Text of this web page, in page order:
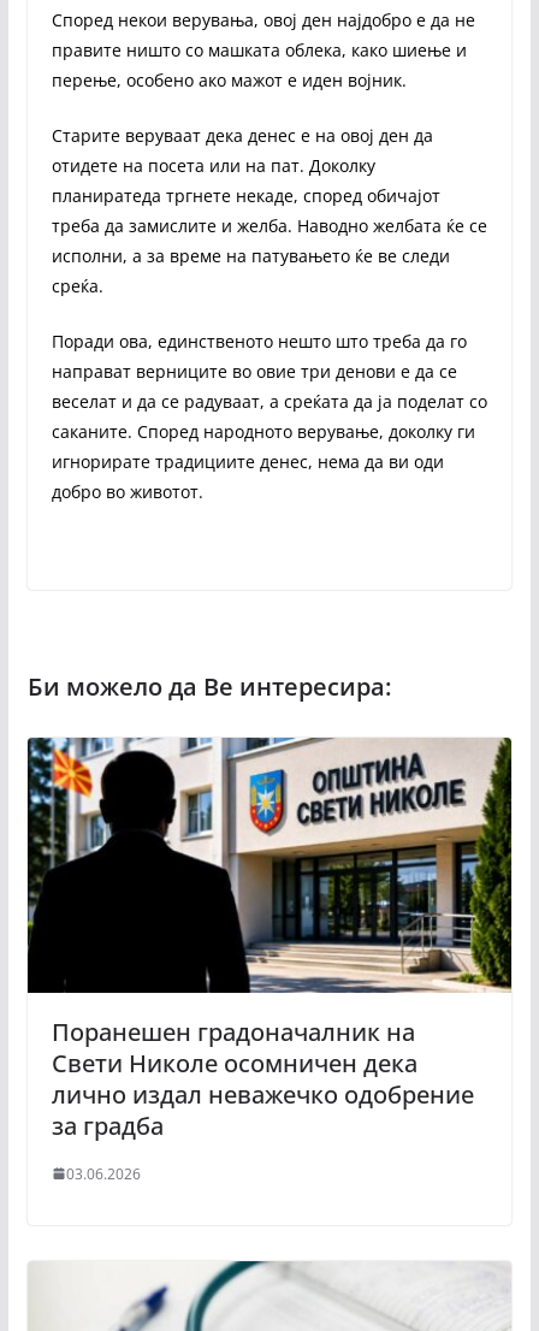
Според некои верувања, овој ден најдобро е да не
правите ништо со машката облека, како шиење и
перење, особено ако мажот е иден војник.
Старите веруваат дека денес е на овој ден да
отидете на посета или на пат. Доколку
планиратеда тргнете некаде, според обичајот
треба да замислите и желба. Наводно желбата ќе се
исполни, а за време на патувањето ќе ве следи
среќа.
Поради ова, единственото нешто што треба да го
направат верниците во овие три денови е да се
веселат и да се радуваат, а среќата да ја поделат со
саканите. Според народното верување, доколку ги
игнорирате традициите денес, нема да ви оди
добро во животот.
Поранешен градоначалник на
Свети Николе осомничен дека
лично издал неважечко одобрение
за градба
03.06.2026